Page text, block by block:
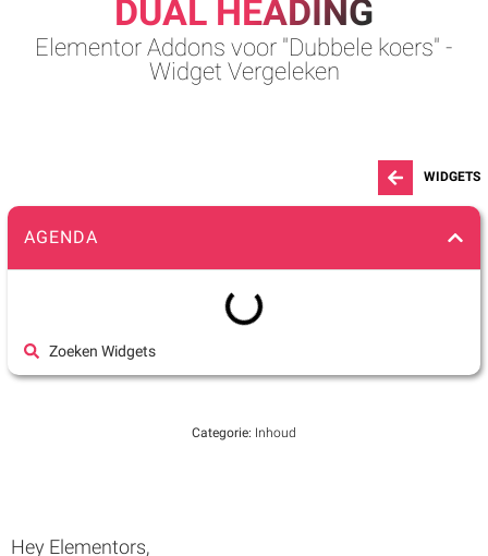
DUAL HEADING
Elementor Addons voor "Dubbele koers" -
Widget Vergeleken
Hey Elementors,
WIDGETS
AGENDA
Zoeken Widgets
Categorie: Inhoud